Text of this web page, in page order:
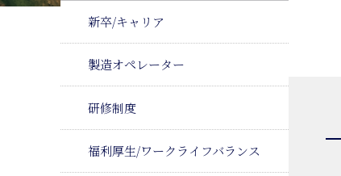
新卒/キャリア
製造オペレーター
研修制度
福利厚生/ワークライフバランス